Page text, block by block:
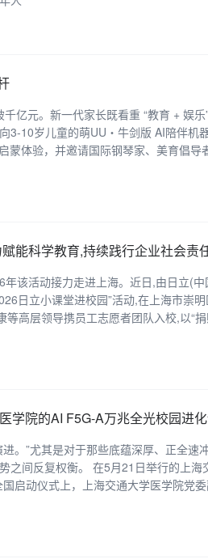
亿元。新一代家长既看重 “教育 + 娱
3-10岁儿童的萌UU・牛剑版 AI陪伴机
体验，并邀请国际钢琴家、美育倡导
能科学教育,持续践行企业社会责
该活动接力走进上海。近日,由日立(
日立小课堂进校园”活动,在上海市崇
高层领导携员工志愿者团队入校,以“
学院的AI F5G-A万兆全光校园进
。”尤其是对于那些底蕴深厚、正全速
之间反复权衡。 在5月21日举行的上海
启动仪式上，上海交通大学医学院党